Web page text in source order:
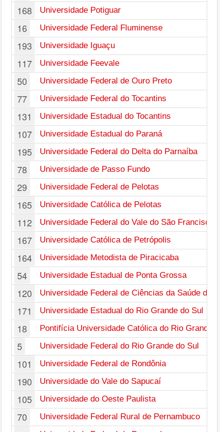
168 Universidade Potiguar
16 Universidade Federal Fluminense
193 Universidade Iguaçu
117 Universidade Feevale
50 Universidade Federal de Ouro Preto
77 Universidade Federal do Tocantins
131 Universidade Estadual do Tocantins
107 Universidade Estadual do Paraná
195 Universidade Federal do Delta do Parnaíba
78 Universidade de Passo Fundo
29 Universidade Federal de Pelotas
165 Universidade Católica de Pelotas
112 Universidade Federal do Vale do São Francisco
167 Universidade Católica de Petrópolis
164 Universidade Metodista de Piracicaba
54 Universidade Estadual de Ponta Grossa
120 Universidade Federal de Ciências da Saúde de
171 Universidade Estadual do Rio Grande do Sul
18 Pontifícia Universidade Católica do Rio Grande
5 Universidade Federal do Rio Grande do Sul
101 Universidade Federal de Rondônia
190 Universidade do Vale do Sapucaí
105 Universidade do Oeste Paulista
70 Universidade Federal Rural de Pernambuco